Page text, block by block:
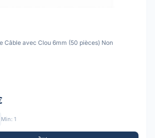
Câble avec Clou 6mm (50 pièces) Non
Min: 1